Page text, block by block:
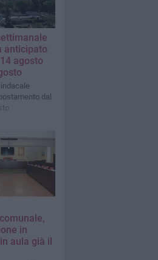
anticipato
agosto
dal
in
aula già il